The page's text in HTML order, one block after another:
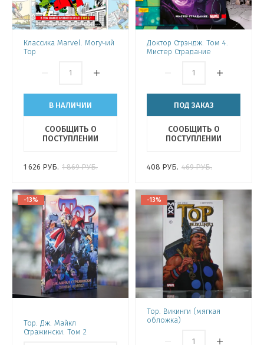
Классика Marvel. Могучий
Тор
В НАЛИЧИИ
СООБЩИТЬ О
ПОСТУПЛЕНИИ
1 626 РУБ. 1 869РУБ.
Доктор Стрэндж. Том 4.
Мистер Страдание
ПОД ЗАКАЗ
СООБЩИТЬ О
ПОСТУПЛЕНИИ
408 РУБ. 469РУБ.
-13%
Тор. Дж. Майкл
Стражински. Том 2
-13%
Тор. Викинги (мягкая
обложка)